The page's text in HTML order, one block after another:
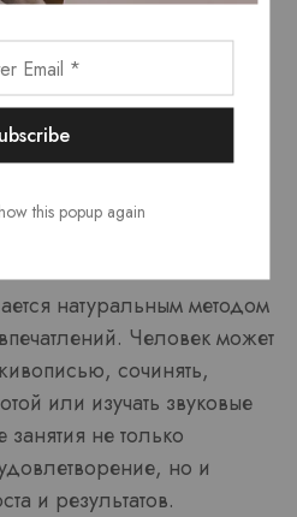
не обеспечивают
человек
тому чтобы формировать
в поиске
изменении дизайна,
освоении чего-то
автоматы онлайн.
натуральным методом
Человек может
сочинять,
или изучать звуковые
занятия не только
но и
и результатов.
this popup again